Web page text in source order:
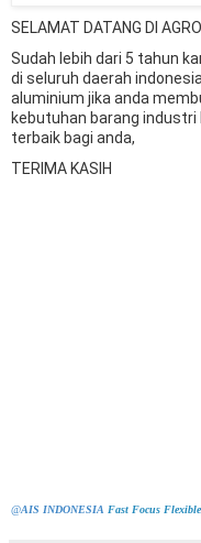
SELAMAT DATANG DI
Sudah lebih dari 5 tahun
di seluruh daerah
aluminium jika anda
kebutuhan barang industri
terbaik bagi anda,
TERIMA KASIH
@AIS INDONESIA Fast Focus Flexible